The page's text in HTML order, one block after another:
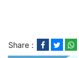
Share :